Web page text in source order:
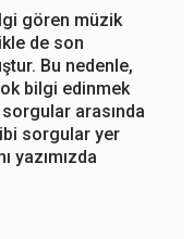
gören müzik
de son
Bu nedenle,
bilgi edinmek
arasında
sorgular yer
yazımızda